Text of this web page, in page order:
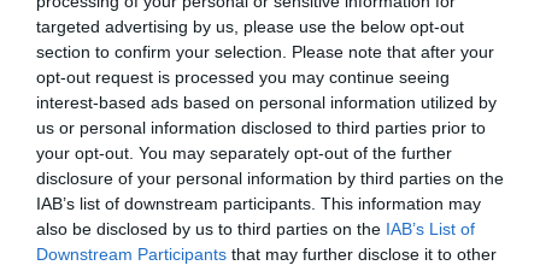
targeted advertising by us, please use the below opt-out
section to confirm your selection. Please note that after your
opt-out request is processed you may continue seeing
interest-based ads based on personal information utilized by
us or personal information disclosed to third parties prior to
your opt-out. You may separately opt-out of the further
disclosure of your personal information by third parties on the
IAB’s list of downstream participants. This information may
also be disclosed by us to third parties on the IAB’s List of
Downstream Participants that may further disclose it to other